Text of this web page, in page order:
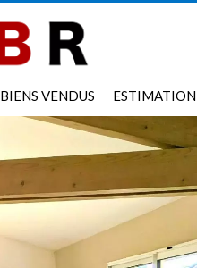
BIENS VENDUS ESTIMATION